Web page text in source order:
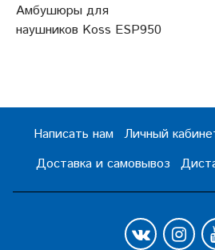
Амбушюры для
наушников Koss ESP950
Написать нам Личный
Доставка и самовывоз